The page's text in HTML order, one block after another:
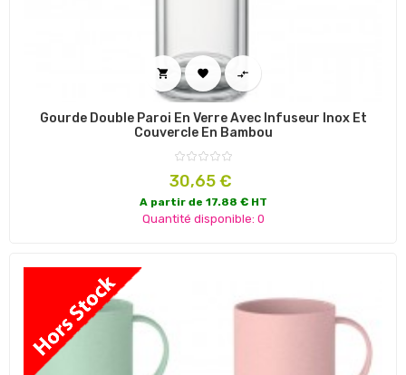
  
Gourde Double Paroi En Verre Avec Infuseur Inox Et
Couvercle En Bambou
Prix
30,65 €
A partir de 17.88 € HT
Quantité disponible: 0